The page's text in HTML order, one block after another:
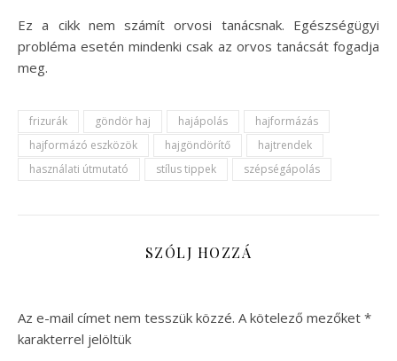
Ez a cikk nem számít orvosi tanácsnak. Egészségügyi
probléma esetén mindenki csak az orvos tanácsát fogadja
meg.
frizurák göndör haj hajápolás
hajformázás
hajformázó eszközök
hajgöndörítő
hajtrendek
használati útmutató
stílus tippek szépségápolás
SZÓLJ HOZZÁ
Az e-mail címet nem tesszük közzé. A kötelező mezőket *
karakterrel jelöltük